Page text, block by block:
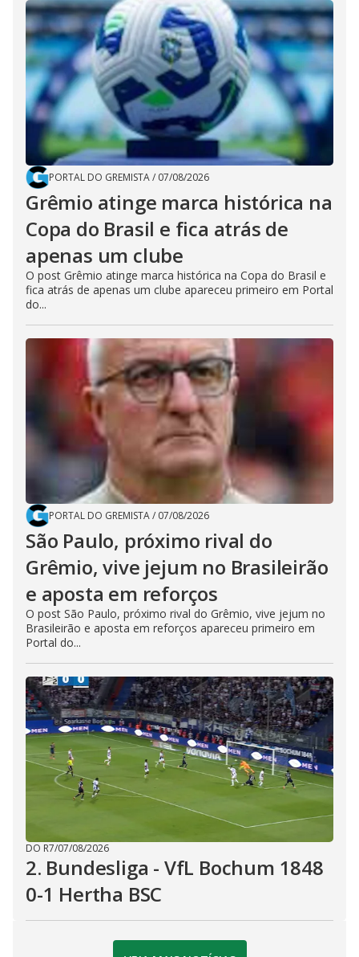
PORTAL DO GREMISTA/ 07/08/2026
Grêmio atinge marca histórica na
Copa do Brasil e fica atrás de
apenas um clube
O post Grêmio atinge marca histórica na Copa do Brasil e
fica atrás de apenas um clube apareceu primeiro em Portal
do...
PORTAL DO GREMISTA/ 07/08/2026
São Paulo, próximo rival do
Grêmio, vive jejum no Brasileirão
e aposta em reforços
O post São Paulo, próximo rival do Grêmio, vive jejum no
Brasileirão e aposta em reforços apareceu primeiro em
Portal do...
DO R7/07/08/2026
2. Bundesliga - VfL Bochum 1848
0-1 Hertha BSC